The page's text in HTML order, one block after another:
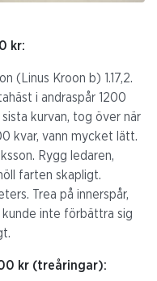
kr:
(Linus Kroon b) 1.17,2.
i andraspår 1200
kurvan, tog över när
kvar, vann mycket lätt.
Rygg ledaren,
farten skapligt.
Trea på innerspår,
inte förbättra sig
kr (treåringar):